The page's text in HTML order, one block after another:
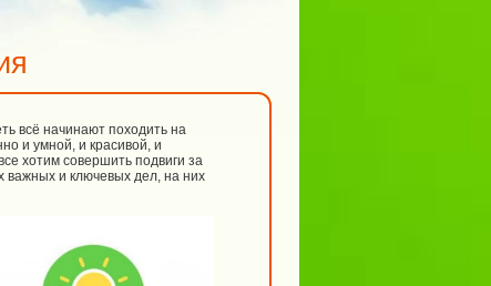
всё начинают походить на
и умной, и красивой, и
хотим совершить подвиги за
важных и ключевых дел, на них